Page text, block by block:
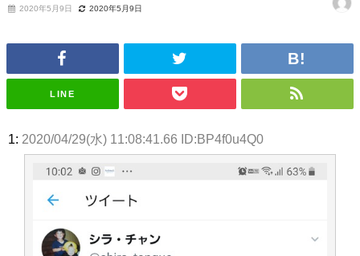
の時代だと話題に
wwwwwwwwwwww
日向坂46まとめのまとめ / 筒井あやめ、アレをチラリ。こういう偶然の方
日向坂46まとめのまとめ / 【日向坂46】富田鈴花1st写真集の先行カット、
花考案グッズ＆生写真5種が公開される
信！【2022.3.22 17:15〜 SHOWROOM】
アイドル – ぷぅアンテナ / 【乃木坂46】井上和の『なぎおはぎ』って こん
ぺいとう×いちごみるく×マヨラー星人 と同じと考えてよろしいですか？
2020年5月9日 2020年5月9日
LINE
1: 2020/04/29(水) 11:08:41.66 ID:BP4f0u4Q0